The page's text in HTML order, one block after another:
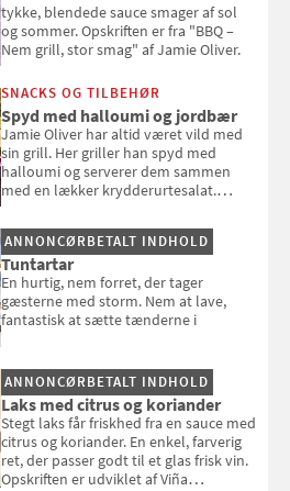
tykke, blendede sauce smager af sol
og sommer. Opskriften er fra "BBQ –
Nem grill, stor smag" af Jamie Oliver.
SNACKS OG TILBEHØR
Spyd med halloumi og jordbær
Jamie Oliver har altid været vild med
sin grill. Her griller han spyd med
halloumi og serverer dem sammen
med en lækker krydderurtesalat.
smag" af Jamie Oliver.
ANNONCØRBETALT INDHOLD
Tuntartar
En hurtig, nem forret, der tager
gæsterne med storm. Nem at lave,
fantastisk at sætte tænderne i
ANNONCØRBETALT INDHOLD
Laks med citrus og koriander
Stegt laks får friskhed fra en sauce med
citrus og koriander. En enkel, farverig
ret, der passer godt til et glas frisk vin.
Opskriften er udviklet af Viña